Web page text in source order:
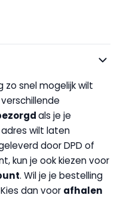
zo snel mogelijk wilt
als je je
wilt laten
door DPD of
kun je ook kiezen voor
. Wil je je bestelling
dan voor afhalen